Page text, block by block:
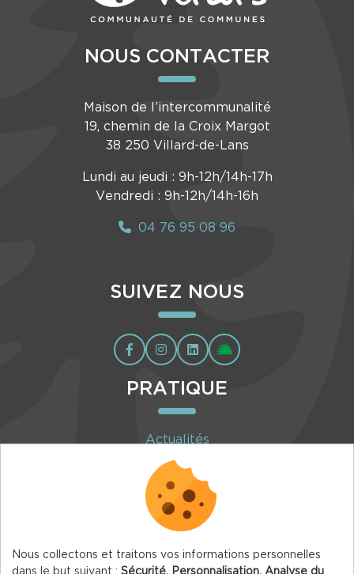
NOUS CONTACTER
Maison de l’intercommunalité
19, chemin de la Croix Margot
38 250 Villard-de-Lans
Lundi au jeudi : 9h-12h/14h-17h
Vendredi : 9h-12h/14h-16h
04 76 95 08 96
SUIVEZ NOUS
PRATIQUE
Actualités
Agenda
Inscription à la newsletter
Nous collectons et traitons vos informations personnelles
dans le but suivant : Sécurité, Personnalisation, Analyse du